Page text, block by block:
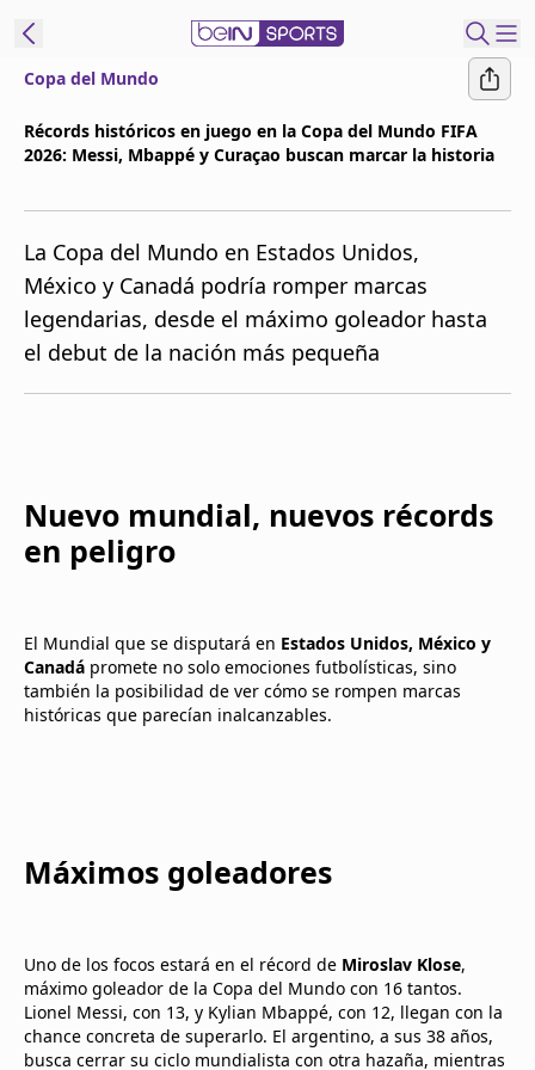
beIN XTRA
notificaciones
Copa del Mundo
Récords históricos en juego en la Copa del Mundo FIFA
2026: Messi, Mbappé y Curaçao buscan marcar la historia
La Copa del Mundo en Estados Unidos,
México y Canadá podría romper marcas
legendarias, desde el máximo goleador hasta
el debut de la nación más pequeña
Nuevo mundial, nuevos récords
en peligro
El Mundial que se disputará en Estados Unidos, México y
Canadá promete no solo emociones futbolísticas, sino
también la posibilidad de ver cómo se rompen marcas
históricas que parecían inalcanzables.
Máximos goleadores
Uno de los focos estará en el récord de Miroslav Klose,
máximo goleador de la Copa del Mundo con 16 tantos.
Lionel Messi, con 13, y Kylian Mbappé, con 12, llegan con la
chance concreta de superarlo. El argentino, a sus 38 años,
busca cerrar su ciclo mundialista con otra hazaña, mientras